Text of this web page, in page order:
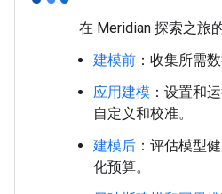
在 Meridian 探索之旅
建模前 ：收集所需
应用建模 ：设置和
自定义和校准。
建模后 ：评估模型
化预算。